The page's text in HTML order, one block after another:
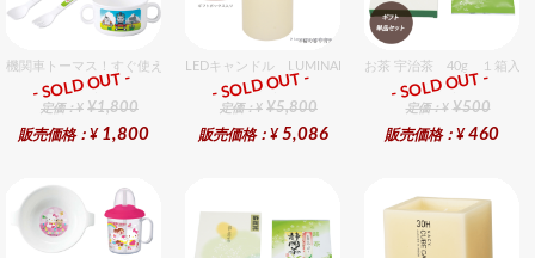
機関車トーマス！すぐ使えるおめでとうセット（男の子用） セット販売商品です。
ギフト
定価：¥ ¥1,800
販売価格：¥ 1,800
- SOLD OUT -
LEDキャンドル LUMINARA（ルミナラ） 桜ピラー3x4
ギフト
定価：¥ ¥5,800
販売価格：¥ 5,086
- SOLD OUT -
お茶 宇治茶 40g １箱入セ
ギフト
定価：¥ ¥500
販売価格：¥ 460
- SOLD OUT -